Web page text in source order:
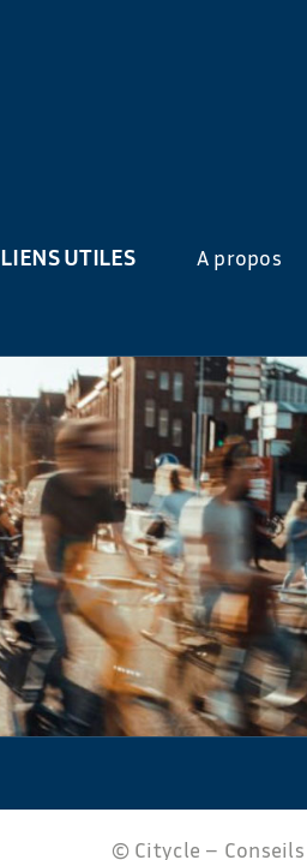
LIENS UTILES A propos
© Citycle –